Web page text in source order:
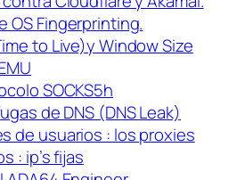
OS Fingerprinting.
to Live)y Window Size
SOCKS5h
de DNS (DNS Leak)
de usuarios : los proxies
: ip’s fijas